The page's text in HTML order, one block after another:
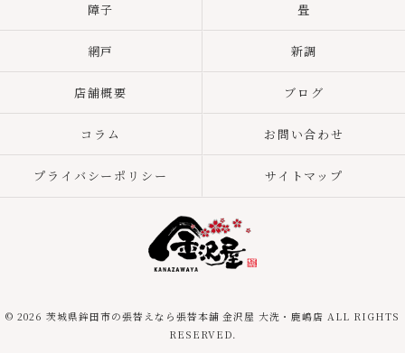
障子 畳
網戸 新調
店舗概要 ブログ
コラム お問い合わせ
プライバシーポリシー サイトマップ
© 2026 茨城県鉾田市の張替えなら張替本舗 金沢屋 大洗・鹿嶋店 ALL RIGHTS
RESERVED.